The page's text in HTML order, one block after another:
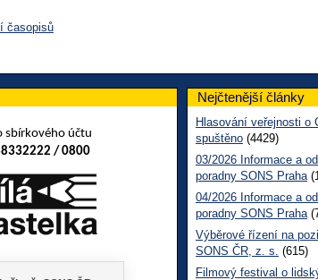
časopisů
sbírkového účtu
/ 0800
Nejčtenější články
Hlasování veřejnosti o
spuštěno (4429)
03/2026 Informace a
poradny SONS Praha
04/2026 Informace a
poradny SONS Praha
Výběrové řízení na
SONS ČR, z. s. (615)
Filmový festival o